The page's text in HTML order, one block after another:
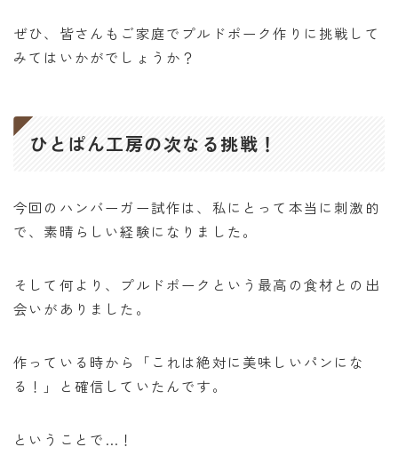
ぜひ、皆さんもご家庭でプルドポーク作りに挑戦して
みてはいかがでしょうか？
ひとぱん工房の次なる挑戦！
今回のハンバーガー試作は、私にとって本当に刺激的
で、素晴らしい経験になりました。
そして何より、プルドポークという最高の食材との出
会いがありました。
作っている時から「これは絶対に美味しいパンにな
る！」と確信していたんです。
ということで…！